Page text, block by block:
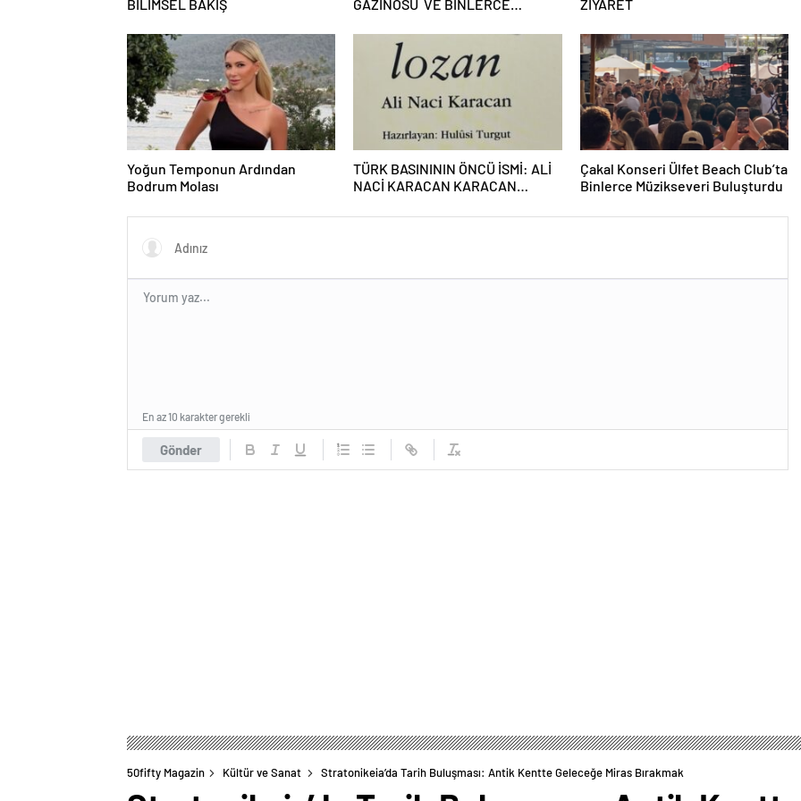
BİLİMSEL BAKIŞ
GAZİNOSU VE BİNLERCE
ZİYARET
Yoğun Temponun Ardından
Bodrum Molası
TÜRK BASINININ ÖNCÜ İSMİ: ALİ
NACİ KARACAN KARACAN
KULLANDI
Çakal Konseri Ülfet Beach Club’ta
Binlerce Müzikseveri Buluşturdu
Gönder
En az 10 karakter gerekli
50fifty Magazin Kültür ve Sanat Stratonikeia’da Tarih Buluşması: Antik Kentte Geleceğe Miras Bırakmak